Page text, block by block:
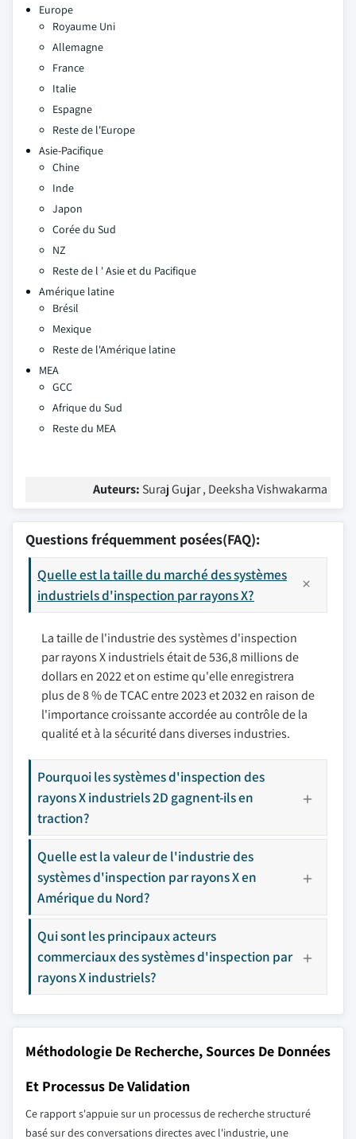
Europe
Royaume Uni
Allemagne
France
Italie
Espagne
Reste de l'Europe
Asie-Pacifique
Chine
Inde
Japon
Corée du Sud
NZ
Reste de l ' Asie et du Pacifique
Amérique latine
Brésil
Mexique
Reste de l'Amérique latine
MEA
GCC
Afrique du Sud
Reste du MEA
Auteurs: Suraj Gujar , Deeksha Vishwakarma
Questions fréquemment posées(FAQ):
Quelle est la taille du marché des systèmes
industriels d'inspection par rayons X?
La taille de l'industrie des systèmes d'inspection
par rayons X industriels était de 536,8 millions de
dollars en 2022 et on estime qu'elle enregistrera
plus de 8 % de TCAC entre 2023 et 2032 en raison de
l'importance croissante accordée au contrôle de la
qualité et à la sécurité dans diverses industries.
Pourquoi les systèmes d'inspection des
rayons X industriels 2D gagnent-ils en
traction?
Quelle est la valeur de l'industrie des
systèmes d'inspection par rayons X en
Amérique du Nord?
Qui sont les principaux acteurs
commerciaux des systèmes d'inspection par
rayons X industriels?
Méthodologie De Recherche, Sources De Données
Et Processus De Validation
Ce rapport s'appuie sur un processus de recherche structuré
basé sur des conversations directes avec l'industrie, une